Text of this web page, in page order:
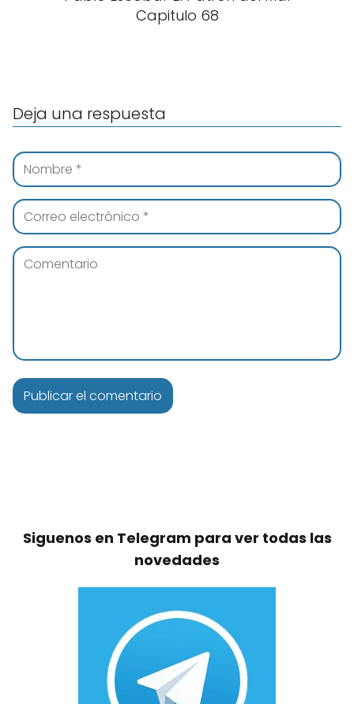
Capitulo 68
Deja una respuesta
Siguenos en Telegram para ver todas las
novedades